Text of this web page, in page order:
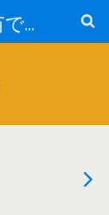
こんにちは！加藤早苗です。